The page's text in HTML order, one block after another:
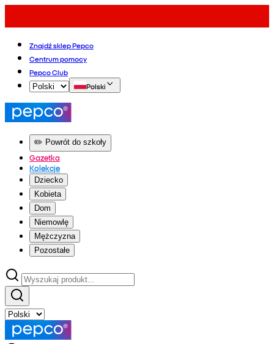
Znajdź sklep Pepco
Centrum pomocy
Pepco Club
Polski
✏️ Powrót do szkoły
Gazetka
Kolekcje
Dziecko
Kobieta
Dom
Niemowlę
Mężczyzna
Pozostałe